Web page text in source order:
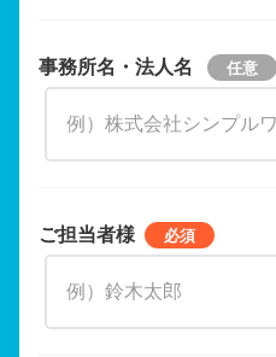
事務所名・法人名
ご担当者様